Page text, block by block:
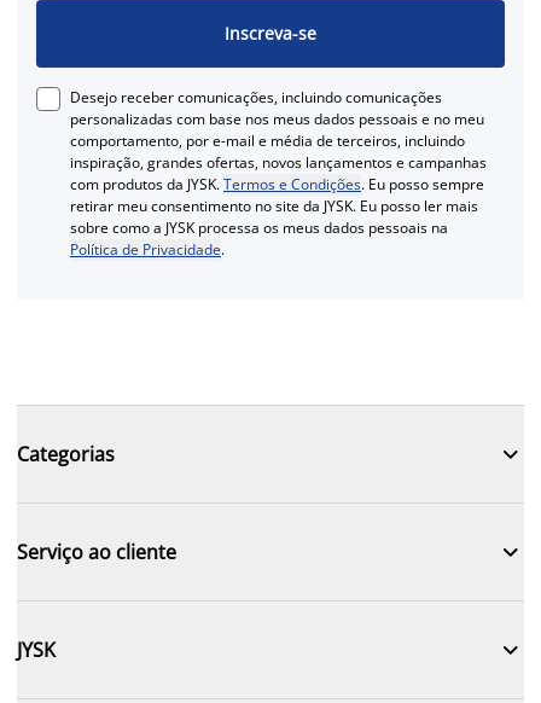
Inscreva-se
Desejo receber comunicações, incluindo comunicações
personalizadas com base nos meus dados pessoais e no meu
comportamento, por e-mail e média de terceiros, incluindo
inspiração, grandes ofertas, novos lançamentos e campanhas
com produtos da JYSK.Termos e Condições. Eu posso sempre
retirar meu consentimento no site da JYSK. Eu posso ler mais
sobre como a JYSK processa os meus dados pessoais na
Política de Privacidade.
Categorias 
Serviço ao cliente 
JYSK 